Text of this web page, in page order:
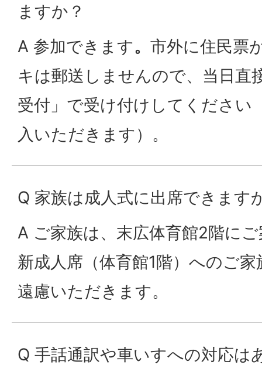
ますか？
A 参加できます。 市外に住民票
キは郵送しませんので、当日直
受付」で受け付けしてください
入いただきます）。
Q 家族は成人式に出席できます
A ご家族は、末広体育館2階に
新成人席（体育館1階）へのご
遠慮いただきます。
Q 手話通訳や車いすへの対応は